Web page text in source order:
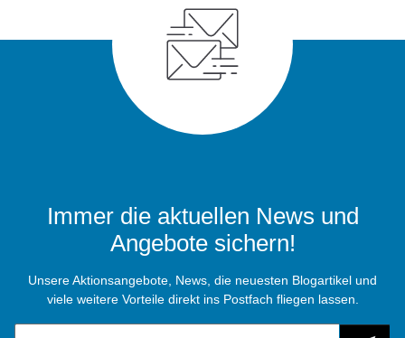
Immer die aktuellen News und
Angebote sichern!
Unsere Aktionsangebote, News, die neuesten Blogartikel und
viele weitere Vorteile direkt ins Postfach fliegen lassen.